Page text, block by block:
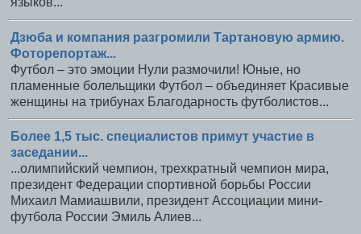
Дзюба и компания разгромили Тартановую армию.
Фоторепортаж...
Футбол – это эмоции Нули размочили! Юные, но
пламенные болельщики Футбол – объединяет Красивые
женщины на трибунах Благодарность футболистов...
Более 1,5 тыс. специалистов примут участие в
заседании...
...олимпийский чемпион, трехкратный чемпион мира,
президент Федерации спортивной борьбы России
Михаил Мамиашвили, президент Ассоциации мини-
футбола России Эмиль Алиев...